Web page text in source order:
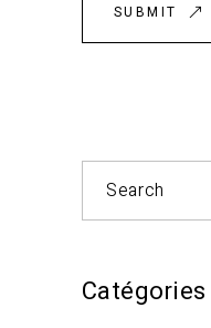
SUBMIT
for:
Catégories